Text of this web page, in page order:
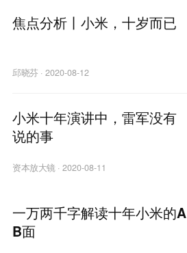
焦点分析丨小米，十岁而已
邱晓芬 ·2020-08-12
小米十年演讲中，雷军没有
说的事
资本放大镜 ·2020-08-11
一万两千字解读十年小米的A
B面